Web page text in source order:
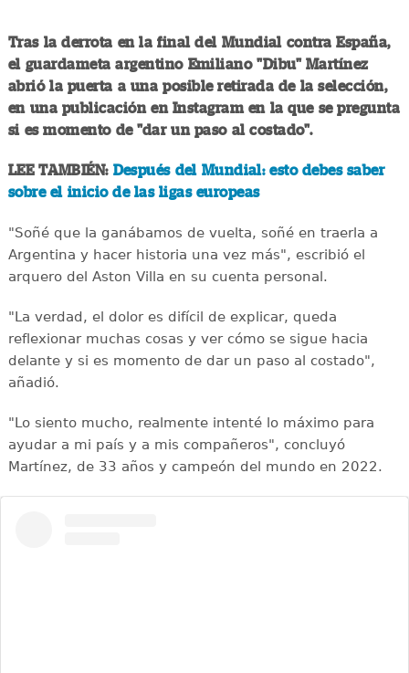
Tras la derrota en la final del Mundial contra España,
el guardameta argentino Emiliano "Dibu" Martínez
abrió la puerta a una posible retirada de la selección,
en una publicación en Instagram en la que se pregunta
si es momento de "dar un paso al costado".
LEE TAMBIÉN: Después del Mundial: esto debes saber
sobre el inicio de las ligas europeas
"Soñé que la ganábamos de vuelta, soñé en traerla a
Argentina y hacer historia una vez más", escribió el
arquero del Aston Villa en su cuenta personal.
"La verdad, el dolor es difícil de explicar, queda
reflexionar muchas cosas y ver cómo se sigue hacia
delante y si es momento de dar un paso al costado",
añadió.
"Lo siento mucho, realmente intenté lo máximo para
ayudar a mi país y a mis compañeros", concluyó
Martínez, de 33 años y campeón del mundo en 2022.